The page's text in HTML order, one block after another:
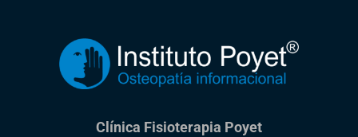
Clínica Fisioterapia Poyet